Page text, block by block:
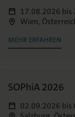
17.08.2026 bis
Wien,
MEHR ERFAHREN
SOPhiA 2026
02.09.2026 bis